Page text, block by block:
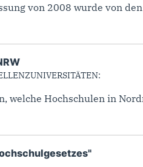
von 2008 wurde von
welche Hochschulen in